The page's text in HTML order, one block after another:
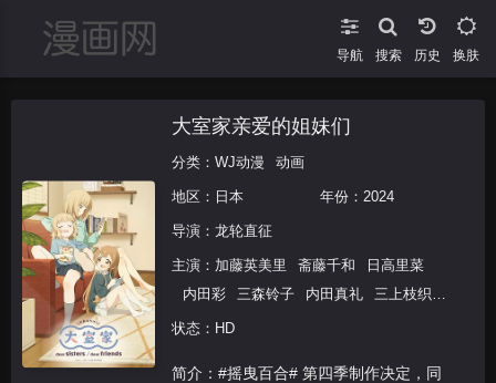
导航 搜索 换肤
大室家亲爱的姐妹们
分类： WJ动漫 动画
地区： 日本 年份： 2024
导演： 龙轮直征
主演： 加藤英美里 斋藤千和
日高里菜
内田彩
三森铃子 内田真礼
三上枝织
大坪由佳
状态：HD
简介：#摇曳百合# 第四季制作决定，同